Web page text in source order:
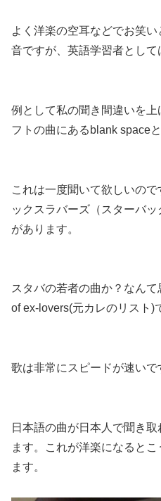
よく洋楽の空耳などでお笑
音ですが、英語学習者として
例として私の聞き間違いを
フトの曲にあるblank space
これは一度聞いて欲しいの
ックスラバーズ（スターバ
があります。
スタバの若者の曲か？なん
of ex-lovers(元カレのリスト)
歌は非常にスピードが速いで
日本語の曲が日本人で聞き
ます。これが洋楽になると
ます。